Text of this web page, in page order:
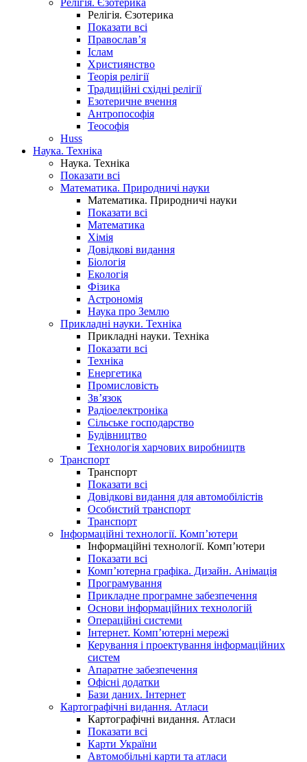
Релігія. Єзотерика
Релігія. Єзотерика
Показати всі
Православ’я
Іслам
Християнство
Теорія релігії
Традиційні східні релігії
Езотеричне вчення
Антропософія
Теософія
Huss
Наука. Техніка
Наука. Техніка
Показати всі
Математика. Природничі науки
Математика. Природничі науки
Показати всі
Математика
Хімія
Довідкові видання
Біологія
Екологія
Фізика
Астрономія
Наука про Землю
Прикладні науки. Техніка
Прикладні науки. Техніка
Показати всі
Техніка
Енергетика
Промисловість
Зв’язок
Радіоелектроніка
Сільське господарство
Будівництво
Технологія харчових виробництв
Транспорт
Транспорт
Показати всі
Довідкові видання для автомобілістів
Особистий транспорт
Транспорт
Інформаційні технології. Комп’ютери
Інформаційні технології. Комп’ютери
Показати всі
Комп’ютерна графіка. Дизайн. Анімація
Програмування
Прикладне програмне забезпечення
Основи інформаційних технологій
Операційні системи
Інтернет. Комп’ютерні мережі
Керування і проектування інформаційних
систем
Апаратне забезпечення
Офісні додатки
Бази даних. Інтернет
Картографічні видання. Атласи
Картографічні видання. Атласи
Показати всі
Карти України
Автомобільні карти та атласи